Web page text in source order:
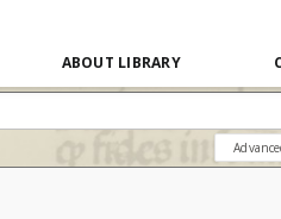
ABOUT LIBRARY